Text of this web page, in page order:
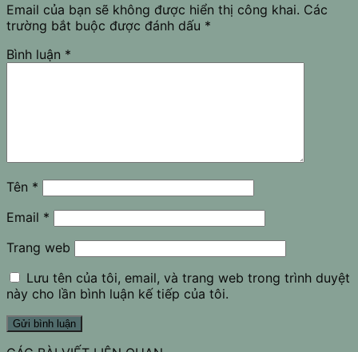
Email của bạn sẽ không được hiển thị công khai. Các
trường bắt buộc được đánh dấu *
Bình luận *
Tên *
Email *
Trang web
Lưu tên của tôi, email, và trang web trong trình duyệt
này cho lần bình luận kế tiếp của tôi.